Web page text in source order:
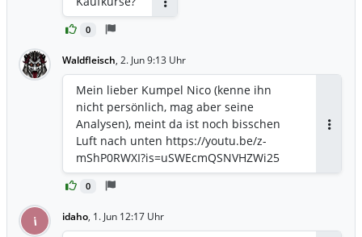
0
Waldfleisch, 2. Jun 9:13 Uhr
0
Mein lieber Kumpel Nico (kenne ihn
nicht persönlich, mag aber seine
Analysen), meint da ist noch bisschen
Luft nach unten https://youtu.be/z-
mShP0RWXI?is=uSWEcmQSNVHZWi25
i idaho, 1. Jun 12:17 Uhr